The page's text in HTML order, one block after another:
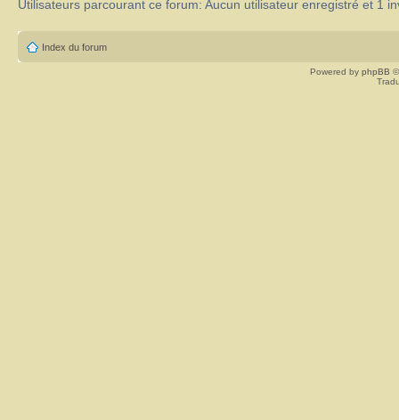
Utilisateurs parcourant ce forum: Aucun utilisateur enregistré et 1
Index du forum
Powered by phpBB